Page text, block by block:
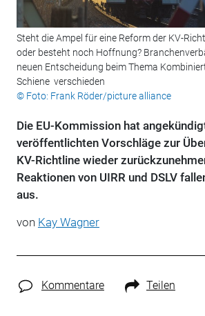
Steht die Ampel für eine Reform der KV-
oder besteht noch Hoffnung?
neuen Entscheidung beim Thema
Schiene verschieden
© Foto: Frank Röder/picture alliance
Die EU-Kommission hat
veröffentlichten Vorschläge zur
KV-Richtline wieder
Reaktionen von UIRR und DSLV
aus.
von Kay Wagner
Kommentare Teilen